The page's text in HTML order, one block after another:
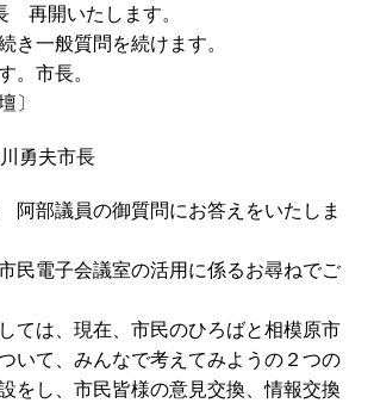
再開いたします。
き一般質問を続けます。
。市長。
勇夫市長
部議員の御質問にお答えをいたしま
民電子会議室の活用に係るお尋ねでご
ては、現在、市民のひろばと相模原市
いて、みんなで考えてみようの２つの
をし、市民皆様の意見交換、情報交換